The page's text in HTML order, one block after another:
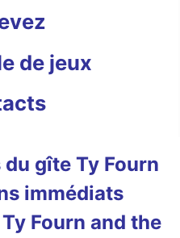
de jeux
gîte Ty Fourn
immédiats
Fourn and the